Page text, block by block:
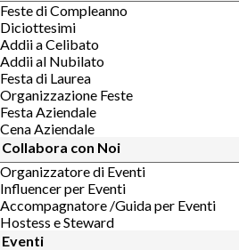
Feste di Compleanno
Diciottesimi
Addii a Celibato
Addii al Nubilato
Festa di Laurea
Organizzazione Feste
Festa Aziendale
Cena Aziendale
Collabora con Noi
Organizzatore di Eventi
Influencer per Eventi
Accompagnatore /Guida per Eventi
Hostess e Steward
Eventi